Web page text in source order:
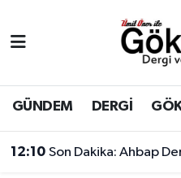
GÜNDEM DERGİ
12:10 Son Dakika: Ahbap
BİLİM
DERGİ
Eyüpsultan Hava
Eyüpsultan Trafik
Süper Lig Puan